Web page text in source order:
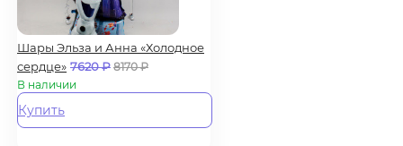
Шары Эльза и Анна «Холодное
сердце» 7620₽ 8170₽
В наличии
Купить